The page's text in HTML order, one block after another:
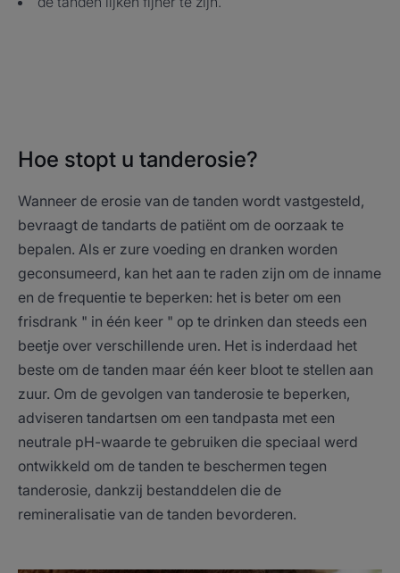
Hoe stopt u tanderosie?
Wanneer de erosie van de tanden wordt vastgesteld,
bevraagt de tandarts de patiënt om de oorzaak te
bepalen. Als er zure voeding en dranken worden
geconsumeerd, kan het aan te raden zijn om de inname
en de frequentie te beperken: het is beter om een
frisdrank " in één keer " op te drinken dan steeds een
beetje over verschillende uren. Het is inderdaad het
beste om de tanden maar één keer bloot te stellen aan
zuur. Om de gevolgen van tanderosie te beperken,
adviseren tandartsen om een tandpasta met een
neutrale pH-waarde te gebruiken die speciaal werd
ontwikkeld om de tanden te beschermen tegen
tanderosie, dankzij bestanddelen die de
remineralisatie van de tanden bevorderen.